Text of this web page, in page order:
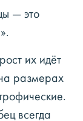
— это
их идёт
размерах
всегда